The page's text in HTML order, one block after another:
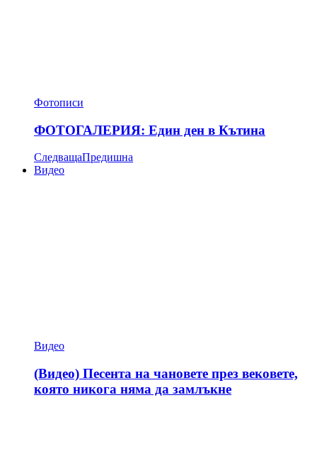
Фотописи
ФОТОГАЛЕРИЯ: Един ден в Кътина
СледващаПредишна
Видео
Видео
(Видео) Песента на чановете през вековете,
която никога няма да замлъкне